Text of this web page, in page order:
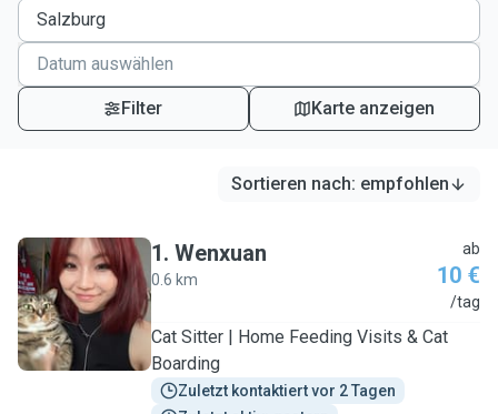
Filter Karte anzeigen
Sortieren nach: empfohlen
W
1. Wenxuan
0.6 km
ab
10 €
/tag
Cat Sitter | Home Feeding Visits & Cat
Boarding
Zuletzt kontaktiert vor 2 Tagen